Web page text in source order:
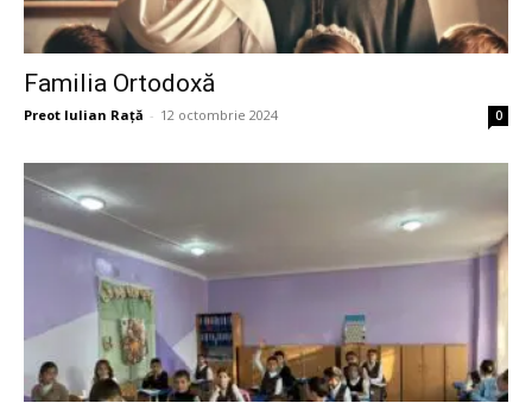
Familia Ortodoxă
Preot Iulian Raţă - 12 octombrie 2024 0